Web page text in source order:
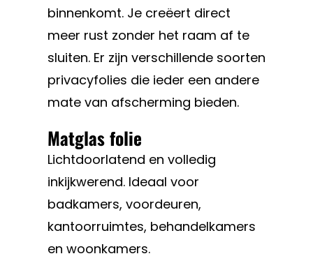
binnenkomt. Je creëert direct
meer rust zonder het raam af te
sluiten. Er zijn verschillende soorten
privacyfolies die ieder een andere
mate van afscherming bieden.
Matglas folie
Lichtdoorlatend en volledig
inkijkwerend. Ideaal voor
badkamers, voordeuren,
kantoorruimtes, behandelkamers
en woonkamers.